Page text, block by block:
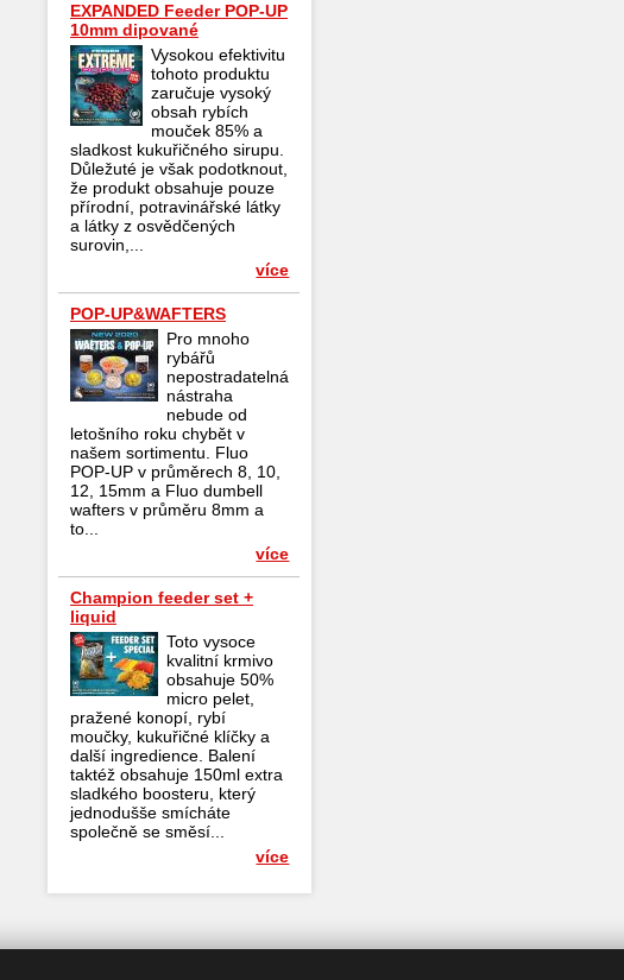
EXPANDED Feeder POP-UP
10mm dipované
Vysokou efektivitu
tohoto produktu
zaručuje vysoký
obsah rybích
mouček 85% a
sladkost kukuřičného sirupu.
Důležuté je však podotknout,
že produkt obsahuje pouze
přírodní, potravinářské látky
a látky z osvědčených
surovin,...
více
POP-UP&WAFTERS
Pro mnoho
rybářů
nepostradatelná
nástraha
nebude od
letošního roku chybět v
našem sortimentu. Fluo
POP-UP v průměrech 8, 10,
12, 15mm a Fluo dumbell
wafters v průměru 8mm a
to...
více
Champion feeder set +
liquid
Toto vysoce
kvalitní krmivo
obsahuje 50%
micro pelet,
pražené konopí, rybí
moučky, kukuřičné klíčky a
další ingredience. Balení
taktéž obsahuje 150ml extra
sladkého boosteru, který
jednodušše smícháte
společně se směsí...
více